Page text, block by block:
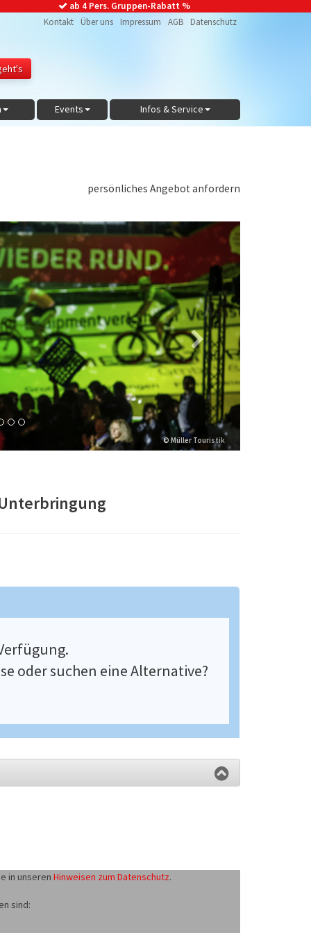
ab 4 Pers. Gruppen-Rabatt %
Kontakt Über uns Impressum AGB Datenschutz
Events Infos & Service
persönliches Angebot anfordern
© Müller Touristik
Next
oder suchen eine Alternative?
in unseren Hinweisen zum Datenschutz.
sind: